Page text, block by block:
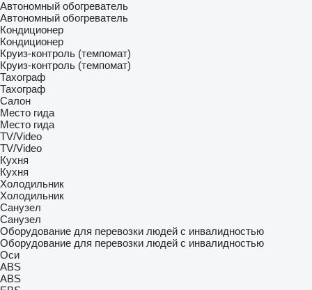
Автономный обогреватель
Автономный обогреватель
Кондиционер
Кондиционер
Круиз-контроль (темпомат)
Круиз-контроль (темпомат)
Тахограф
Тахограф
Салон
Место гида
Место гида
TV/Video
TV/Video
Кухня
Кухня
Холодильник
Холодильник
Санузел
Санузел
Оборудование для перевозки людей с инвалидностью
Оборудование для перевозки людей с инвалидностью
Оси
ABS
ABS